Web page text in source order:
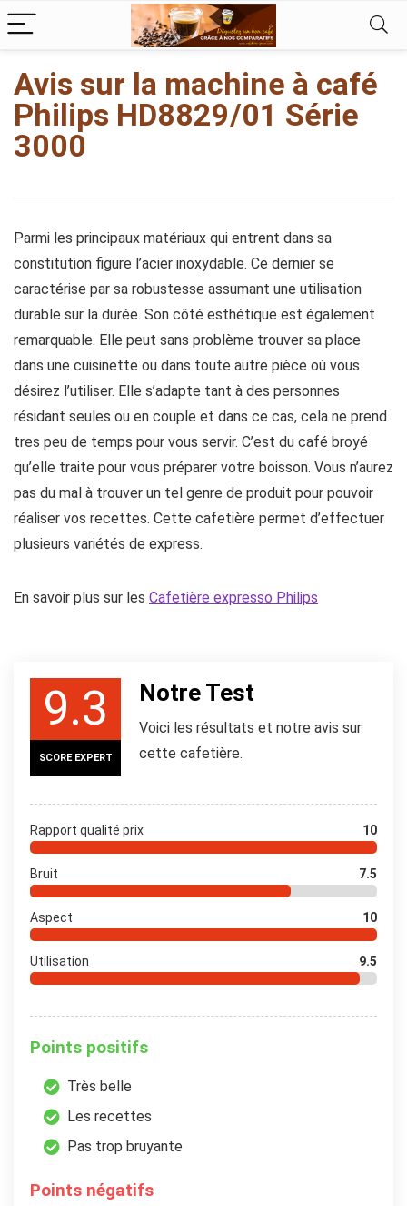
Avis sur la machine à café
Philips HD8829/01 Série
3000
Parmi les principaux matériaux qui entrent dans sa
constitution figure l’acier inoxydable. Ce dernier se
caractérise par sa robustesse assumant une utilisation
durable sur la durée. Son côté esthétique est également
remarquable. Elle peut sans problème trouver sa place
dans une cuisinette ou dans toute autre pièce où vous
désirez l’utiliser. Elle s’adapte tant à des personnes
résidant seules ou en couple et dans ce cas, cela ne prend
tres peu de temps pour vous servir. C’est du café broyé
qu’elle traite pour vous préparer votre boisson. Vous n’aurez
pas du mal à trouver un tel genre de produit pour pouvoir
réaliser vos recettes. Cette cafetière permet d’effectuer
plusieurs variétés de express.
En savoir plus sur les Cafetière expresso Philips
9.3
SCORE EXPERT
Notre Test
Voici les résultats et notre avis sur
cette cafetière.
Rapport qualité prix 10
Bruit 7.5
Aspect 10
Utilisation 9.5
Points positifs
Très belle
Les recettes
Pas trop bruyante
Points négatifs